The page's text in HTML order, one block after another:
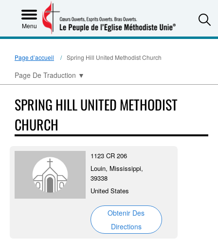
Menu
Page d’accueil Spring Hill United Methodist Church
Page De Traduction ▼
SPRING HILL UNITED METHODIST
CHURCH
1123 CR 206
Louin, Mississippi,
39338
United States
Obtenir Des
Directions